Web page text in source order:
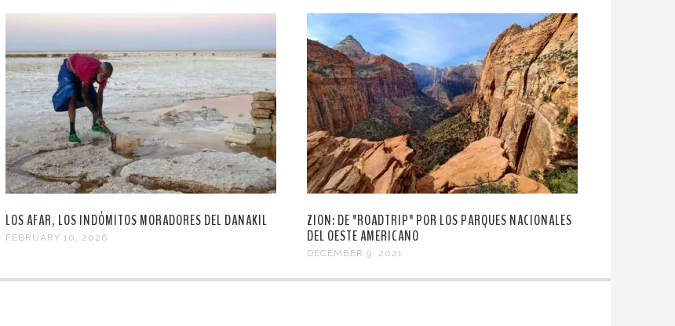
LOS AFAR, LOS INDÓMITOS MORADORES DEL DANAKIL
FEBRUARY 10, 2026
ZION: DE "ROADTRIP" POR LOS PARQUES NACIONALES
DEL OESTE AMERICANO
DECEMBER 9, 2021